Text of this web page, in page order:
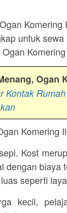
Komering
untuk
Ogan
Kontak
Kost
dengan biaya
seperti
kecil,